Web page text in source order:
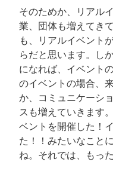
そのためか、リアル
業、団体も増えてき
も、リアルイベント
らだと思います。し
になれば、イベント
のイベントの場合、
か、コミュニケーシ
スも増えていきます
ベントを開催した！
た！！みたいなこと
ね。それでは、もっ